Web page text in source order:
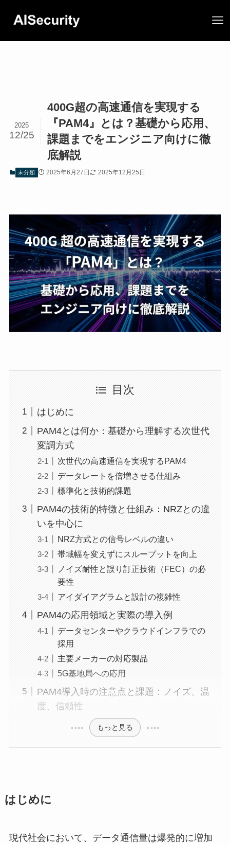
400G超の高速通信を実現する
『PAM4』とは？基礎から応用、
課題までをエンジニア向けに徹
底解説
2025
12/25
未分類 2025年6月27日 2025年12月25日
目次
はじめに
PAM4とは何か：基礎から理解する次世代
変調方式
次世代の高速通信を実現するPAM4
データレートを倍増させる仕組み
標準化と技術的課題
PAM4の技術的特徴と仕組み：NRZとの違
いを中心に
NRZ方式との信号レベルの違い
帯域幅を変えずにスループットを向上
ノイズ耐性と誤り訂正技術（FEC）の必
要性
アイダイアグラムと設計の複雑性
PAM4の応用領域と実際の導入例
データセンターやクラウドインフラでの
採用
主要メーカーの対応製品
5G基地局への応用
PAM4導入時の注意点と課題：ノイズ、温
度、信頼性
もっと見る
はじめに
現代社会において、データ通信量は爆発的に増加